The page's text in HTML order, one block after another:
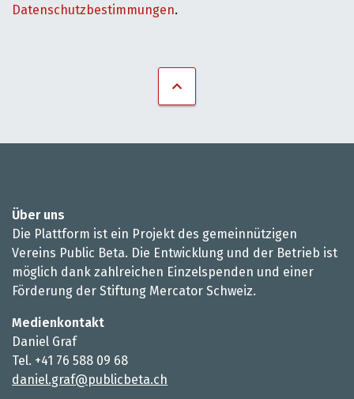
Datenschutzbestimmungen.
Über uns
Die Plattform ist ein Projekt des gemeinnützigen
Vereins Public Beta. Die Entwicklung und der Betrieb ist
möglich dank zahlreichen Einzelspenden und einer
Förderung der Stiftung Mercator Schweiz.
Medienkontakt
Daniel Graf
Tel. +41 76 588 09 68
daniel.graf@publicbeta.ch